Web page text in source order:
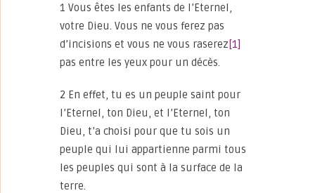
1 Vous êtes les enfants de l’Eternel,
votre Dieu. Vous ne vous ferez pas
d’incisions et vous ne vous raserez [1]
pas entre les yeux pour un décès.
2 En effet, tu es un peuple saint pour
l’Eternel, ton Dieu, et l’Eternel, ton
Dieu, t’a choisi pour que tu sois un
peuple qui lui appartienne parmi tous
les peuples qui sont à la surface de la
terre.